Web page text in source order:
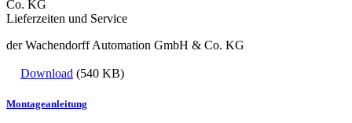
Lieferzeiten und Service
der Wachendorff Automation GmbH & Co. KG
Download (540 KB)
Montageanleitung